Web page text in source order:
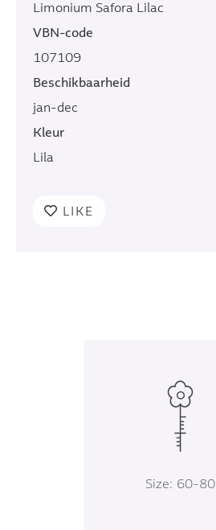
Limonium Safora Lilac
VBN-code
107109
Beschikbaarheid
jan-dec
Kleur
Lila
LIKE
Size: 60-80